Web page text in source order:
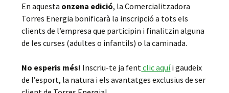
En aquesta onzena edició, la Comercialitzadora
Torres Energia bonificarà la inscripció a tots els
clients de l’empresa que participin i finalitzin alguna
de les curses (adultes o infantils) o la caminada.
No esperis més! Inscriu-te ja fent clic aquíi gaudeix
de l’esport, la natura i els avantatges exclusius de ser